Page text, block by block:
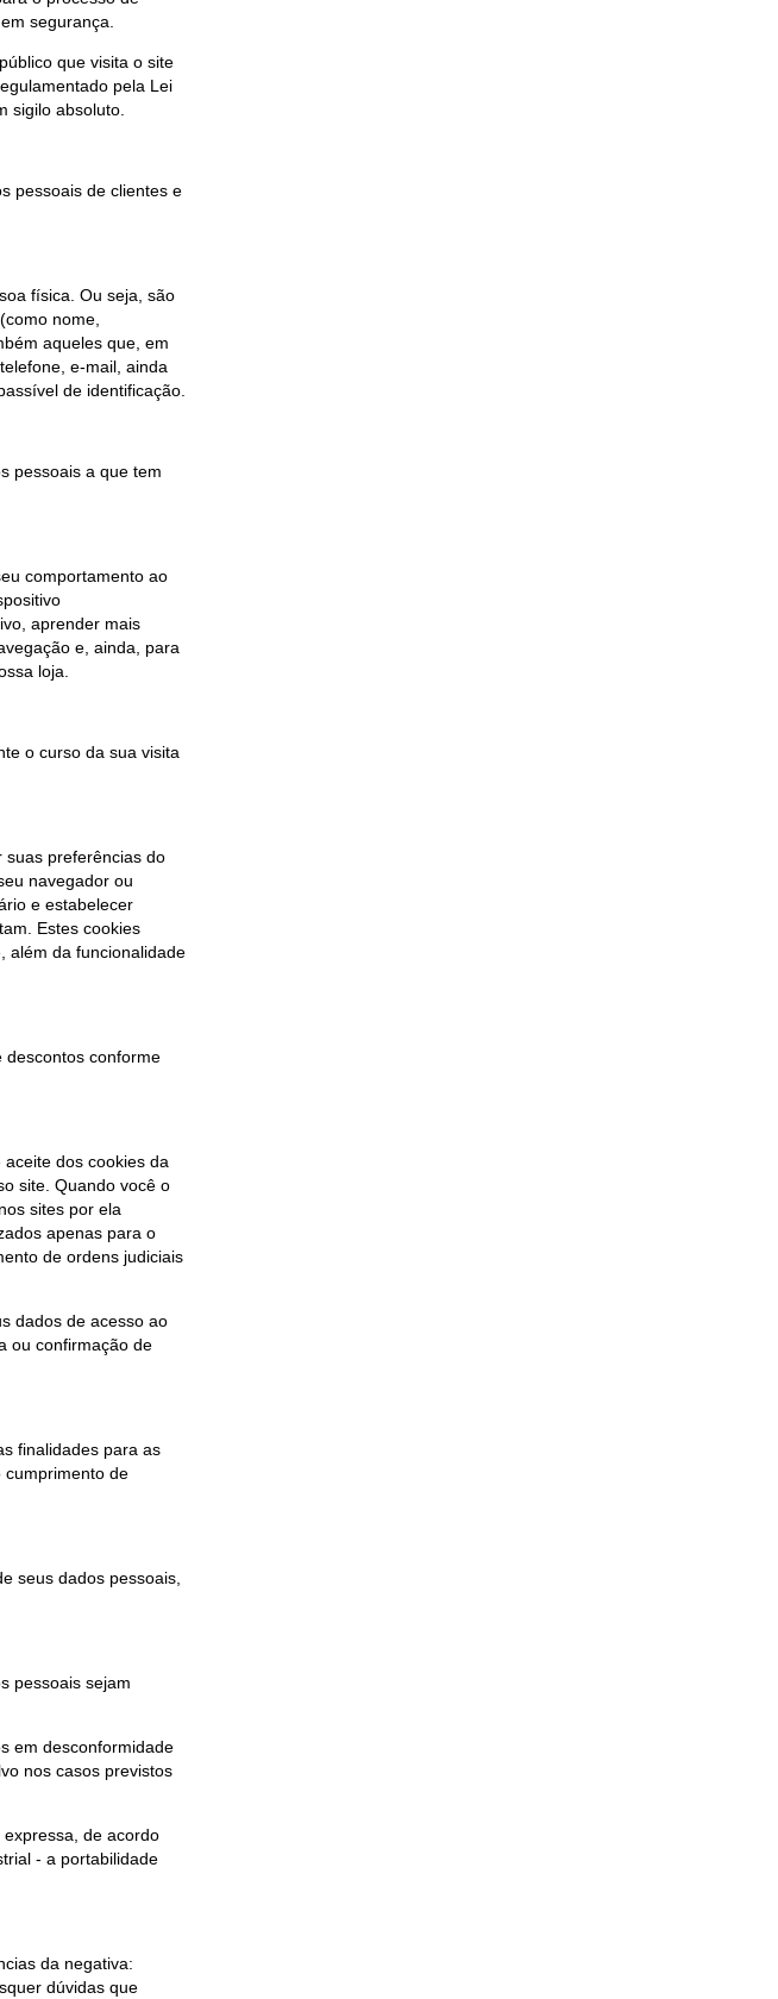
segurança.
que visita o site
pela Lei
sigilo absoluto.
pessoais de clientes e
física. Ou seja, são
nome,
aqueles que, em
e-mail, ainda
de identificação.
pessoais a que tem
comportamento ao
aprender mais
e, ainda, para
loja.
o curso da sua visita
suas preferências do
navegador ou
e estabelecer
Estes cookies
além da funcionalidade
descontos conforme
dos cookies da
site. Quando você o
sites por ela
apenas para o
de ordens judiciais
dados de acesso ao
ou confirmação de
finalidades para as
cumprimento de
seus dados pessoais,
pessoais sejam
em desconformidade
nos casos previstos
de acordo
- a portabilidade
da negativa:
dúvidas que